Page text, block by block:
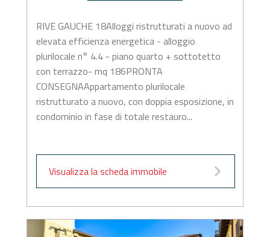
RIVE GAUCHE 18Alloggi ristrutturati a nuovo ad
elevata efficienza energetica - alloggio
plurilocale n° 4.4 - piano quarto + sottotetto
con terrazzo- mq 186PRONTA
CONSEGNAAppartamento plurilocale
ristrutturato a nuovo, con doppia esposizione, in
condominio in fase di totale restauro...
Visualizza la scheda immobile